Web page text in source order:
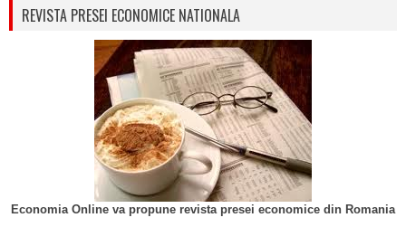
REVISTA PRESEI ECONOMICE NATIONALA
Economia Online va propune revista presei economice din Romania